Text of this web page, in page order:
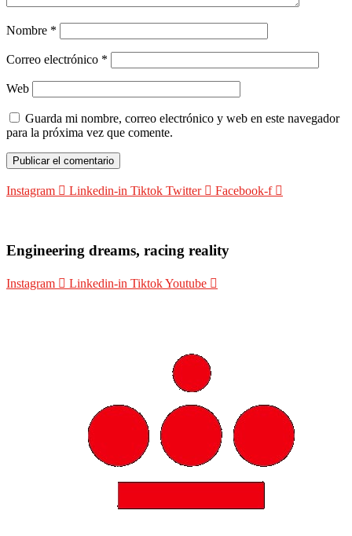
Nombre *
Correo electrónico *
Web
Guarda mi nombre, correo electrónico y web en este navegador
para la próxima vez que comente.
Instagram Linkedin-in Tiktok Twitter Facebook-f
Engineering dreams, racing reality
Instagram Linkedin-in TiktokYoutube